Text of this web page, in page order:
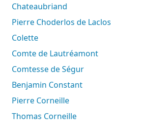
Chateaubriand
Pierre Choderlos de Laclos
Colette
Comte de Lautréamont
Comtesse de Ségur
Benjamin Constant
Pierre Corneille
Thomas Corneille